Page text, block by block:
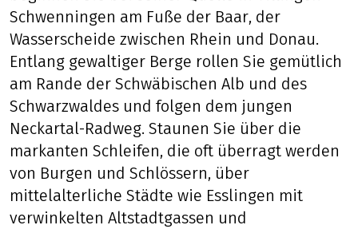
Schwenningen am Fuße der Baar, der
Wasserscheide zwischen Rhein und Donau.
Entlang gewaltiger Berge rollen Sie gemütlich
am Rande der Schwäbischen Alb und des
Schwarzwaldes und folgen dem jungen
Neckartal-Radweg. Staunen Sie über die
markanten Schleifen, die oft überragt werden
von Burgen und Schlössern, über
mittelalterliche Städte wie Esslingen mit
verwinkelten Altstadtgassen und